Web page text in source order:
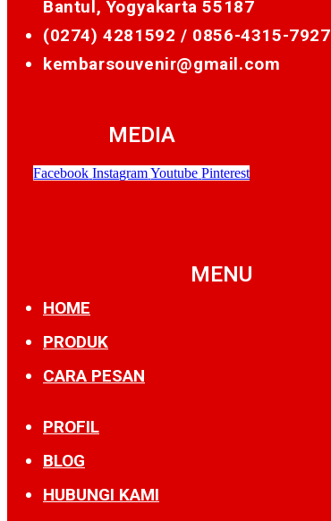
Bantul, Yogyakarta 55187
(0274) 4281592 / 0856-4315-7927
kembarsouvenir@gmail.com
MEDIA
Facebook Instagram Youtube Pinterest
MENU
HOME
PRODUK
CARA PESAN
PROFIL
BLOG
HUBUNGI KAMI